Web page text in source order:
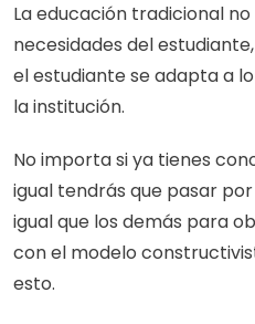
La educación tradicional
necesidades del
el estudiante se adapta a lo
la institución.
No importa si ya tienes
igual tendrás que pasar por
igual que los demás para
con el modelo
esto.